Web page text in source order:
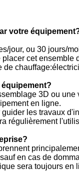
votre
jour, ou 30 jours/
cet ensemble
3D ou
en ligne.
les travaux
régulièrement
en cas de
sera toujours en